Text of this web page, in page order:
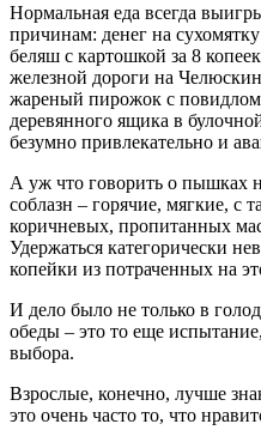
Нормальная еда всегда
причинам: денег на
беляш с картошкой за 8
железной дороги на
жареный пирожок с
деревянного ящика в
безумно привлекательно и
А уж что говорить о пышках
соблазн – горячие, мягкие, с
коричневых, пропитанных
Удержаться категорически
копейки из потраченных на
И дело было не только в
обеды – это то еще
выбора.
Взрослые, конечно, лучше
это очень часто то, что